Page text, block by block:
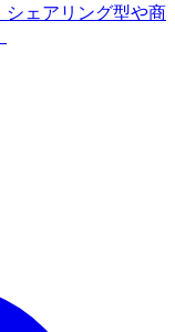
シェアリング型や商